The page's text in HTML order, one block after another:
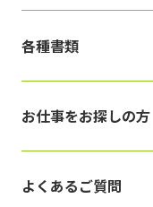
各種書類
お仕事をお探しの方
よくあるご質問